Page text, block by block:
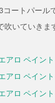
コートパール
いていきま